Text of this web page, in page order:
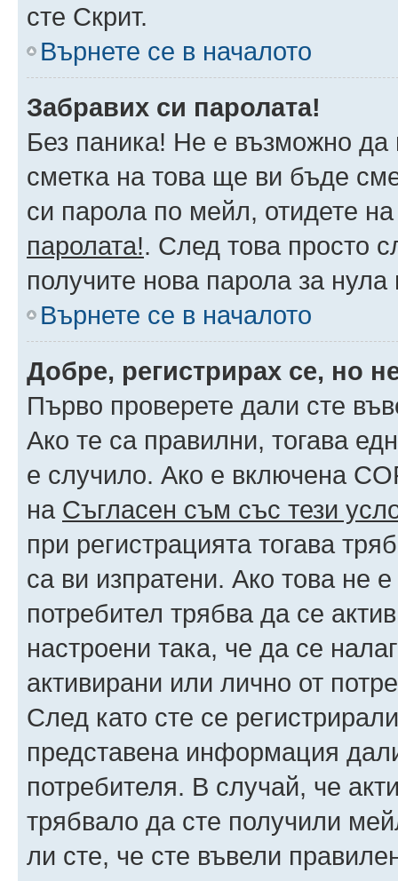
сте Скрит.
Върнете се в началото
Забравих си паролата!
Без паника! Не е възможно да
сметка на това ще ви бъде
си парола по мейл, отидете
паролата!. След това просто
получите нова парола за
Върнете се в началото
Добре, регистрирах се, но
Първо проверете дали сте
Ако те са правилни, тогава
е случило. Ако е включена
на Съгласен съм със тези
при регистрацията тогава
са ви изпратени. Ако това не
потребител трябва да се
настроени така, че да се
активирани или лично от
След като сте се
представена информация
потребителя. В случай, че
трябвало да сте получили
ли сте, че сте въвели